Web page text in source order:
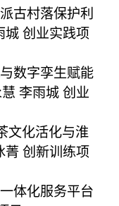
古村落保护利
城 创业实践项
数字孪生赋能
李雨城 创业
文化活化与淮
菁 创新训练项
体化服务平台